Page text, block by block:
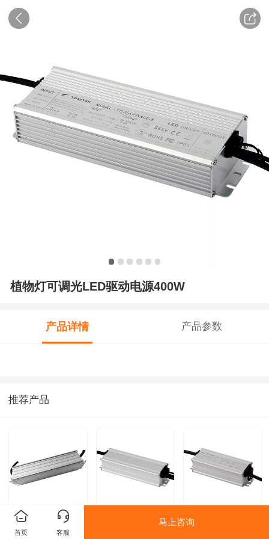
植物灯可调光LED驱动电源400W
产品详情 产品参数
推荐产品
植物灯调光电源
100W
户外LED驱动电源
户外LED电源驱动
首页 客服
马上咨询